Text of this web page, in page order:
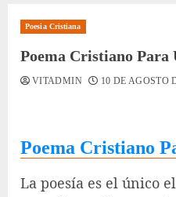
Poesia Cristiana
Poema Cristiano Para
VITADMIN 10 DE AGOSTO
Poema Cristiano
La poesía es el único